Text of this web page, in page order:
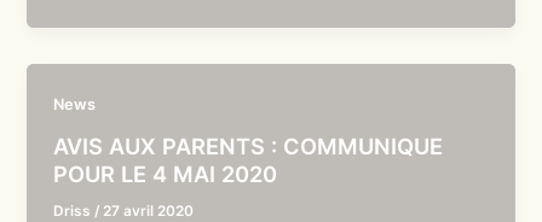
News
AVIS AUX PARENTS : COMMUNIQUE
POUR LE 4 MAI 2020
Driss / 27 avril 2020